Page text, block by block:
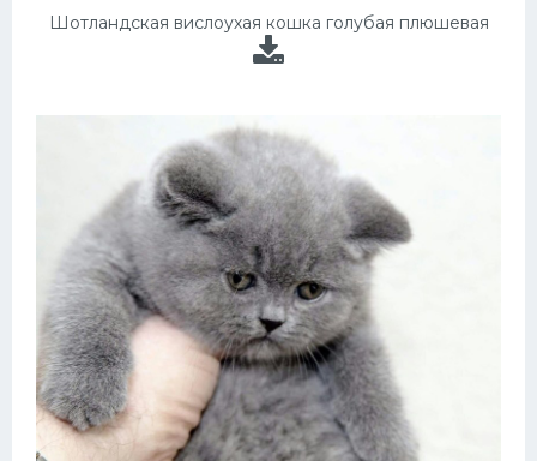
Шотландская вислоухая кошка голубая плюшевая